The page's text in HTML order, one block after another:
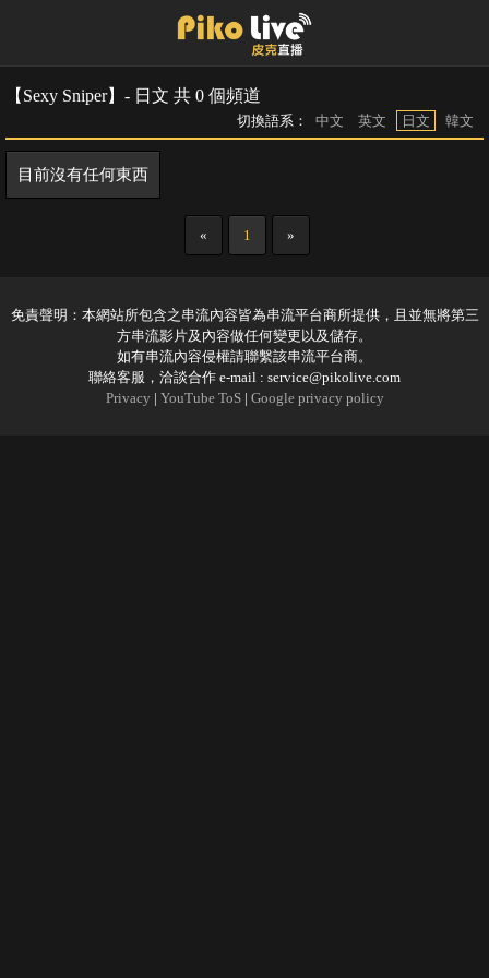
【Sexy Sniper】- 日文 共 0 個頻道
切換語系： 中文 英文 日文 韓文
目前沒有任何東西
« 1 »
免責聲明：本網站所包含之串流內容皆為串流平台商所提供，且並無將第三
方串流影片及內容做任何變更以及儲存。
如有串流內容侵權請聯繫該串流平台商。
聯絡客服，洽談合作 e-mail : service@pikolive.com
Privacy | YouTube ToS| Google privacy policy